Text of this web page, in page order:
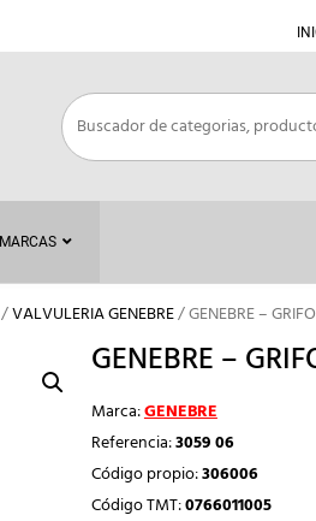
MARCAS
/VALVULERIA GENEBRE/ GENEBRE –
GENEBRE –
Marca:GENEBRE
Referencia:3059 06
Código propio:306006
Código TMT:0766011005